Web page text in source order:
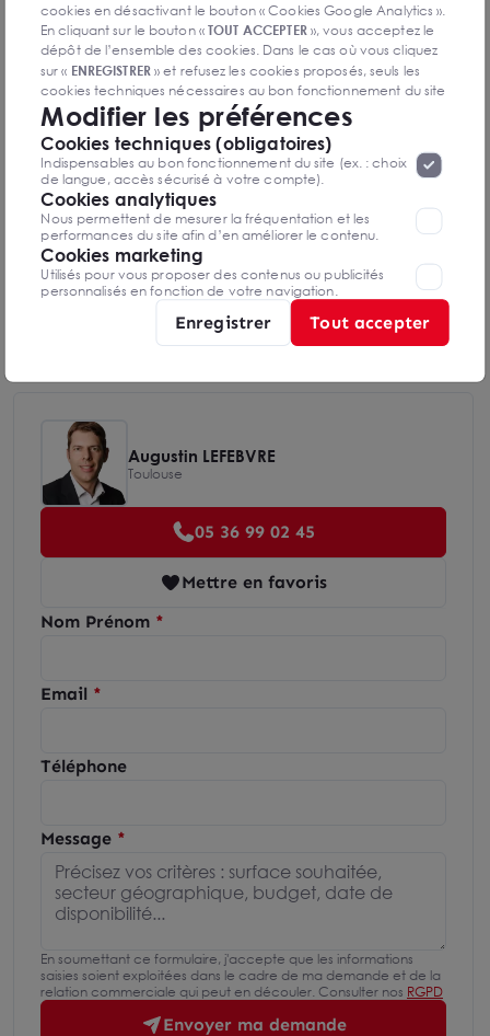
Diagnostic de performance énergétique
Diagnostics DPE en cours de réalisation
Indice d'émission de gaz à effet de serre
Diagnostics GES en cours de réalisation
Augustin LEFEBVRE
Toulouse
05 36 99 02 45
Mettre en favoris
Nom Prénom
Email
Téléphone
Message
En soumettant ce formulaire, j'accepte que les informations
saisies soient exploitées dans le cadre de ma demande et de la
relation commerciale qui peut en découler. Consulter nos RGPD
Envoyer ma demande
cookies en désactivant le bouton « Cookies Google Analytics ».
En cliquant sur le bouton «TOUT ACCEPTER», vous acceptez le
dépôt de l’ensemble des cookies. Dans le cas où vous cliquez
sur « ENREGISTRER» et refusez les cookies proposés, seuls les
cookies techniques nécessaires au bon fonctionnement du site
seront déposés. Pour plus d’informations, vous pouvez consulter
«Protection des données à caractère
personnel ».Lorsque vous naviguez sur notre site internet, il
peut être amenée à déposer des cookies. Vous avez la
possibilité de désactiver les cookies, ces réglages ne seront
valables que sur le navigateur que vous utilisez actuellement
Modifier les préférences
Cookies techniques (obligatoires)
Indispensables au bon fonctionnement du site (ex. : choix
de langue, accès sécurisé à votre compte).
Cookies analytiques
Nous permettent de mesurer la fréquentation et les
performances du site afin d’en améliorer le contenu.
Cookies marketing
Utilisés pour vous proposer des contenus ou publicités
personnalisés en fonction de votre navigation.
Enregistrer Tout accepter